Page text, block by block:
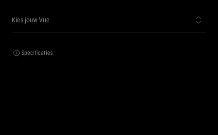
Kies jouw Vue
Specificaties